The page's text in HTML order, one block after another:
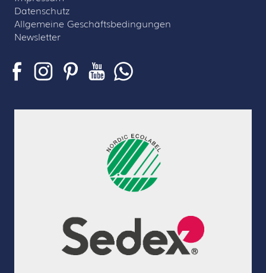
Datenschutz
Allgemeine Geschäftsbedingungen
Newsletter